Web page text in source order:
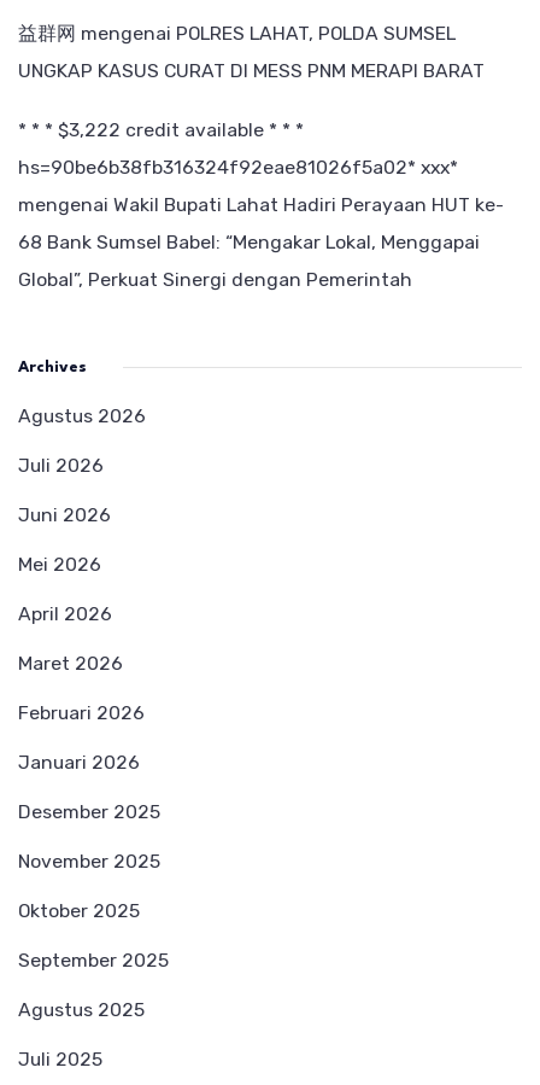
益群网 mengenai POLRES LAHAT, POLDA SUMSEL
UNGKAP KASUS CURAT DI MESS PNM MERAPI BARAT
* * * $3,222 credit available * * *
hs=90be6b38fb316324f92eae81026f5a02* ххх*
mengenai Wakil Bupati Lahat Hadiri Perayaan HUT ke-
68 Bank Sumsel Babel: “Mengakar Lokal, Menggapai
Global”, Perkuat Sinergi dengan Pemerintah
Archives
Agustus 2026
Juli 2026
Juni 2026
Mei 2026
April 2026
Maret 2026
Februari 2026
Januari 2026
Desember 2025
November 2025
Oktober 2025
September 2025
Agustus 2025
Juli 2025